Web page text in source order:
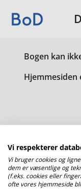
Bogen kan
Vi respekterer
Vi bruger cookies og
dem er væsentlige og
(f.eks. cookies eller
ofte vores hjemmeside